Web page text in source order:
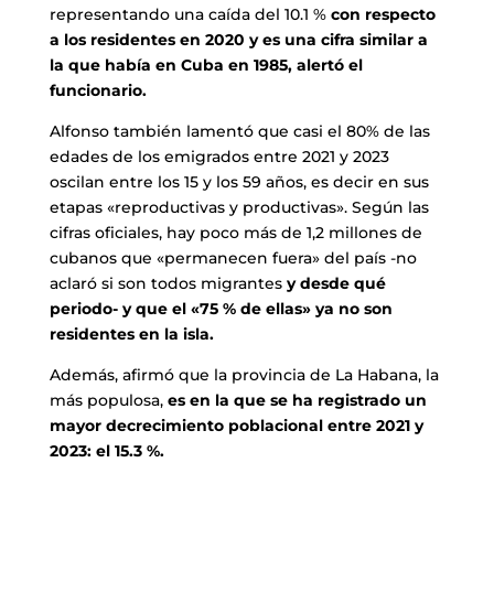
representando una caída del 10.1 % con respecto
a los residentes en 2020 y es una cifra similar a
la que había en Cuba en 1985, alertó el
funcionario.
Alfonso también lamentó que casi el 80% de las
edades de los emigrados entre 2021 y 2023
oscilan entre los 15 y los 59 años, es decir en sus
etapas «reproductivas y productivas». Según las
cifras oficiales, hay poco más de 1,2 millones de
cubanos que «permanecen fuera» del país -no
aclaró si son todos migrantes y desde qué
periodo- y que el «75 % de ellas» ya no son
residentes en la isla.
Además, afirmó que la provincia de La Habana, la
más populosa,es en la que se ha registrado un
mayor decrecimiento poblacional entre 2021 y
2023: el 15.3 %.